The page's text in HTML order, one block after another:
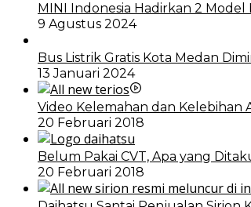
MINI Indonesia Hadirkan 2
9 Agustus 2024
Bus Listrik Gratis Kota Medan
13 Januari 2024
Video Kelemahan dan Kelebihan
20 Februari 2018
Belum Pakai CVT, Apa yang
20 Februari 2018